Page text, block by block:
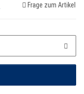
Frage zum Artikel